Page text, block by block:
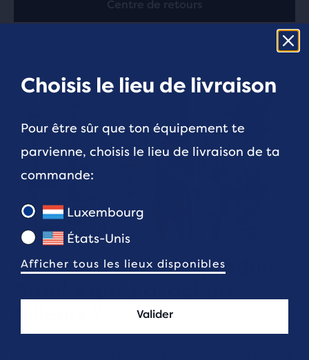
Centre de retours
Que faire avec les produits
Si tu as acheté ton équipement Brooks auprès d’un
Choisis le lieu de livraison
Pour être sûr que ton équipement te
parvienne, choisis le lieu de livraison de ta
commande:
Luxembourg
États-Unis
Afficher tous les lieux disponibles
Valider